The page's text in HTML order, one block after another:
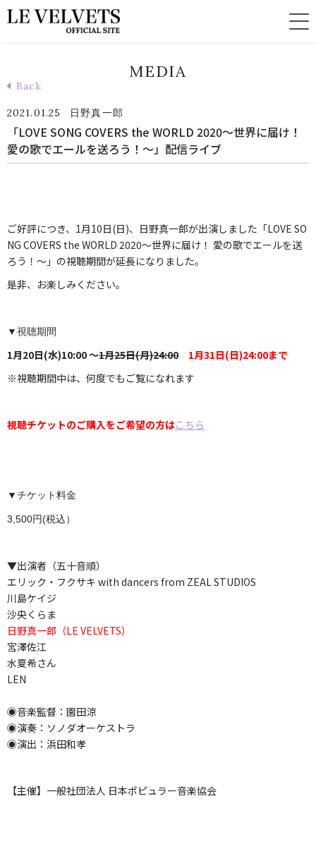
MEDIA
Back
2021.01.25 日野真一郎
「LOVE SONG COVERS the WORLD 2020〜世界に届け！
愛の歌でエールを送ろう！〜」配信ライブ
ご好評につき、1月10日(日)、日野真一郎が出演しました「LOVE SO
NG COVERS the WORLD 2020〜世界に届け！ 愛の歌でエールを送
ろう！〜」の視聴期間が延長になりました。
是非、お楽しみください。
▼視聴期間
1月20日(水)10:00 ～1月25日(月)24:00
1月31日(日)24:00まで
※視聴期間中は、何度でもご覧になれます
視聴チケットのご購入をご希望の方はこちら
▼チケット料金
3,500円(税込）
▼出演者（五十音順）
エリック・フクサキ with dancers from ZEAL STUDIOS
川島ケイジ
沙央くらま
日野真一郎（LE VELVETS）
宮澤佐江
水夏希さん
LEN
◉音楽監督：園田涼
◉演奏：ソノダオーケストラ
◉演出：浜田和孝
【主催】一般社団法人 日本ポピュラー音楽協会